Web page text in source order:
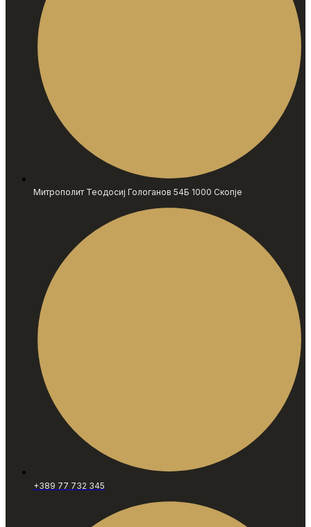
Митрополит Теодосиј Гологанов 54Б 1000 Скопје
+389 77 732 345